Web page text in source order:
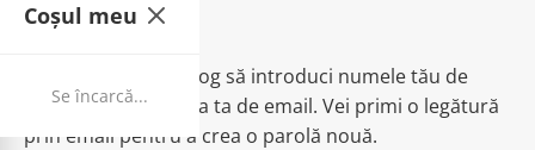
Coșul meu
Se încarcă...
Acasa
Ai uitat parola? Te rog să introduci numele tău de
utilizator sau adresa ta de email. Vei primi o legătură
prin email pentru a crea o parolă nouă.